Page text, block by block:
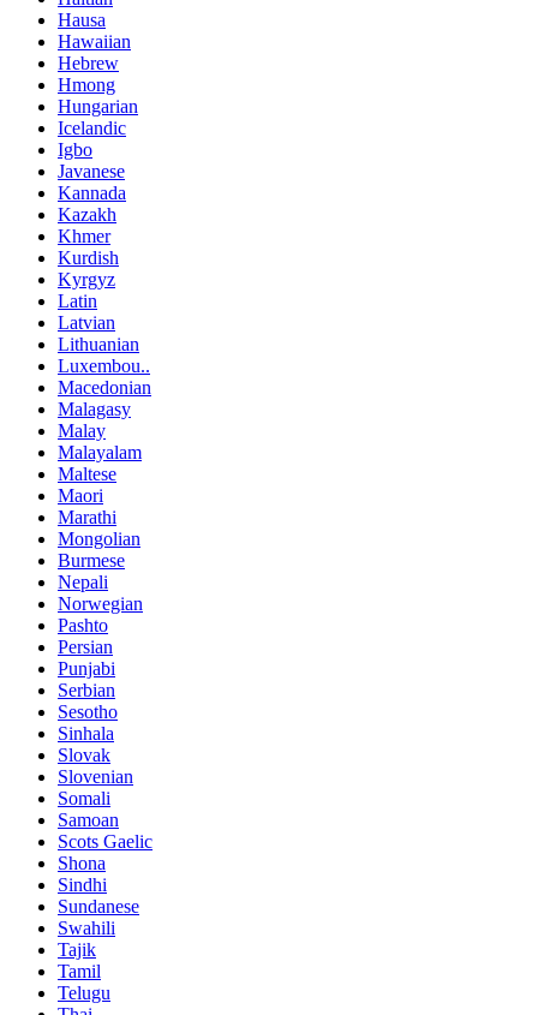
Hausa
Hawaiian
Hebrew
Hmong
Hungarian
Icelandic
Igbo
Javanese
Kannada
Kazakh
Khmer
Kurdish
Kyrgyz
Latin
Latvian
Lithuanian
Luxembou..
Macedonian
Malagasy
Malay
Malayalam
Maltese
Maori
Marathi
Mongolian
Burmese
Nepali
Norwegian
Pashto
Persian
Punjabi
Serbian
Sesotho
Sinhala
Slovak
Slovenian
Somali
Samoan
Scots Gaelic
Shona
Sindhi
Sundanese
Swahili
Tajik
Tamil
Telugu